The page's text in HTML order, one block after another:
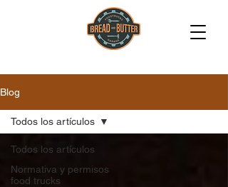
Blog
Todos los artículos
Normativa y permisos
food trucks
Todos los artículos